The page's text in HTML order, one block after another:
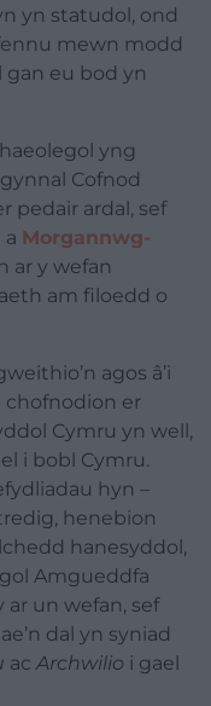
yn statudol, ond
mewn modd
gan eu bod yn
yng
Cofnod
pedair ardal, sef
a Morgannwg-
ar y wefan
am filoedd o
agos â’i
chofnodion er
Cymru yn well,
i bobl Cymru.
hyn –
henebion
hanesyddol,
Amgueddfa
ar un wefan, sef
dal yn syniad
acArchwilio i gael